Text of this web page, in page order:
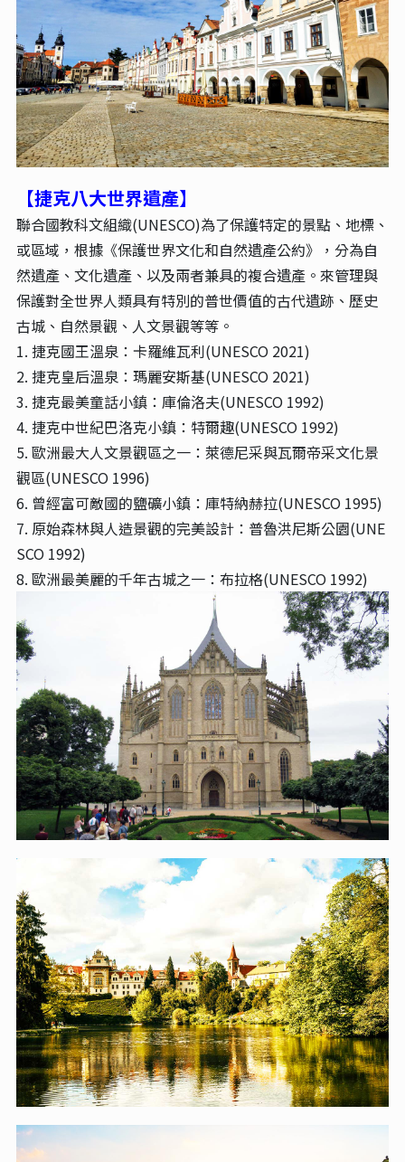
【捷克八大世界遺產】
聯合國教科文組織(UNESCO)為了保護特定的景點、地標、
或區域，根據《保護世界文化和自然遺產公約》，分為自
然遺產、文化遺產、以及兩者兼具的複合遺產。來管理與
保護對全世界人類具有特別的普世價值的古代遺跡、歷史
古城、自然景觀、人文景觀等等。
1. 捷克國王溫泉：卡羅維瓦利(UNESCO 2021)
2. 捷克皇后溫泉：瑪麗安斯基(UNESCO 2021)
3. 捷克最美童話小鎮：庫倫洛夫(UNESCO 1992)
4. 捷克中世紀巴洛克小鎮：特爾趣(UNESCO 1992)
5. 歐洲最大人文景觀區之一：萊德尼采與瓦爾帝采文化景
觀區(UNESCO 1996)
6. 曾經富可敵國的鹽礦小鎮：庫特納赫拉(UNESCO 1995)
7. 原始森林與人造景觀的完美設計：普魯洪尼斯公園(UNE
SCO 1992)
8. 歐洲最美麗的千年古城之一：布拉格(UNESCO 1992)